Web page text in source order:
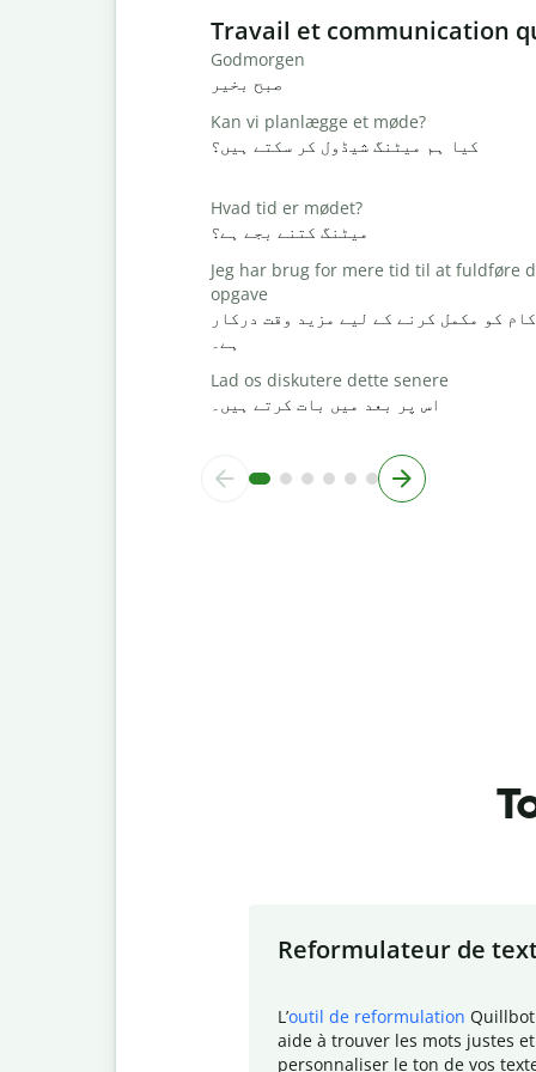
Slide 1 of 6
Travail et communication
Godmorgen
صبح بخیر
Kan vi planlægge et møde?
کیا ہم میٹنگ شیڈول کر سکتے ہیں؟
Hvad tid er mødet?
میٹنگ کتنے بجے ہے؟
Jeg har brug for mere tid til at fuldføre
opgave
کو مکمل کرنے کے لیے مزید وقت درکار
ہے۔
Lad os diskutere dette senere
اس پر بعد میں بات کرتے ہیں۔
Reformulateur de
L ’outil de reformulation
aide à trouver les mots justes
personnaliser le ton de vos